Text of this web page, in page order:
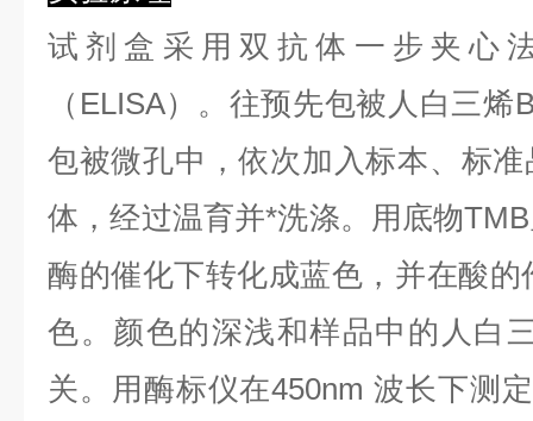
试剂盒采用双抗体一步夹心
（ELISA）。往预先包被人白三
包被微孔中，依次加入标本、标
体，经过温育并*洗涤。用底物
酶的催化下转化成蓝色，并在酸
色。颜色的深浅和样品中的人白
关。用酶标仪在450nm 波长下测